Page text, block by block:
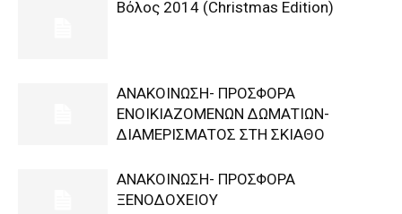
Βόλος 2014 (Christmas Edition)
ΑΝΑΚΟΙΝΩΣΗ- ΠΡΟΣΦΟΡΑ
ΕΝΟΙΚΙΑΖΟΜΕΝΩΝ ΔΩΜΑΤΙΩΝ-
ΔΙΑΜΕΡΙΣΜΑΤΟΣ ΣΤΗ ΣΚΙΑΘΟ
ΑΝΑΚΟΙΝΩΣΗ- ΠΡΟΣΦΟΡΑ
ΞΕΝΟΔΟΧΕΙΟΥ